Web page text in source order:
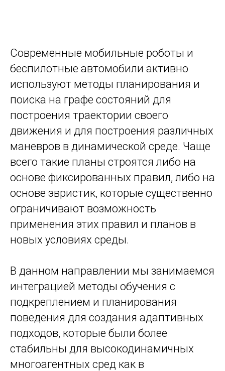
Современные мобильные роботы и
беспилотные автомобили активно
используют методы планирования и
поиска на графе состояний для
построения траектории своего
движения и для построения различных
маневров в динамической среде. Чаще
всего такие планы строятся либо на
основе фиксированных правил, либо на
основе эвристик, которые существенно
ограничивают возможность
применения этих правил и планов в
новых условиях среды.
В данном направлении мы занимаемся
интеграцией методы обучения с
подкреплением и планирования
поведения для создания адаптивных
подходов, которые были более
стабильны для высокодинамичных
многоагентных сред как в